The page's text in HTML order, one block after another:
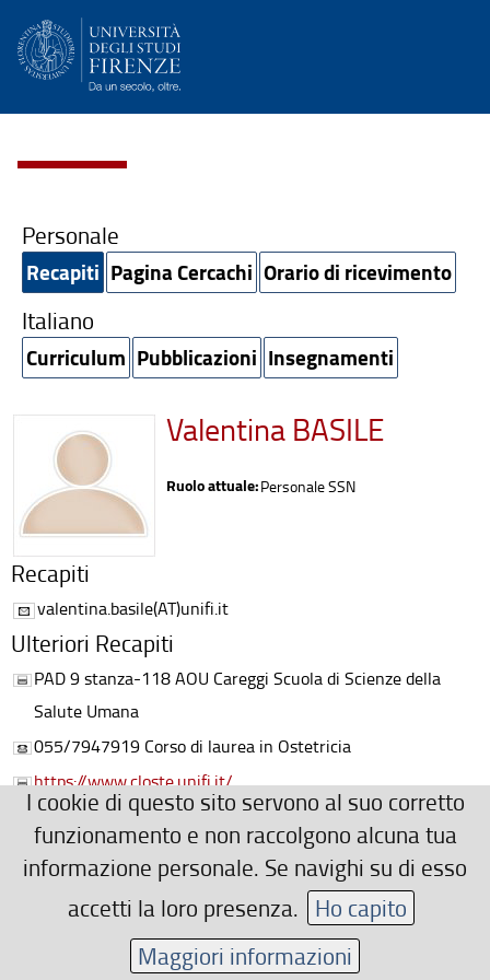
Personale
Recapiti Pagina Cercachi Orario di ricevimento
Italiano
Curriculum Pubblicazioni Insegnamenti
Valentina BASILE
Ruolo attuale:Personale SSN
Recapiti
valentina.basile(AT)unifi.it
Ulteriori Recapiti
PAD 9 stanza-118 AOU Careggi Scuola di Scienze della
Salute Umana
055/7947919 Corso di laurea in Ostetricia
https://www.closte.unifi.it/
Area riservata
I cookie di questo sito servono al suo corretto
funzionamento e non raccolgono alcuna tua
informazione personale. Se navighi su di esso
accetti la loro presenza. Ho capito
Maggiori informazioni